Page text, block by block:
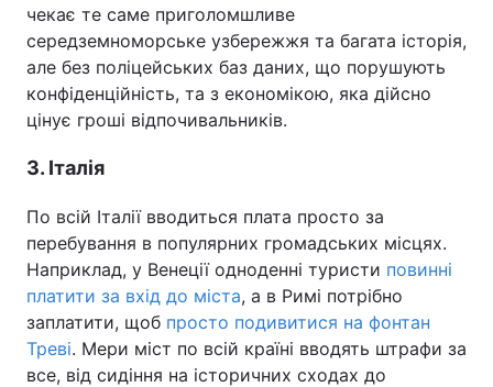
чекає те саме приголомшливе
середземноморське узбережжя та багата історія,
але без поліцейських баз даних, що порушують
конфіденційність, та з економікою, яка дійсно
цінує гроші відпочивальників.
3. Італія
По всій Італії вводиться плата просто за
перебування в популярних громадських місцях.
Наприклад, у Венеції одноденні туристи повинні
платити за вхід до міста, а в Римі потрібно
заплатити, щоб просто подивитися на фонтан
Треві. Мери міст по всій країні вводять штрафи за
все, від сидіння на історичних сходах до